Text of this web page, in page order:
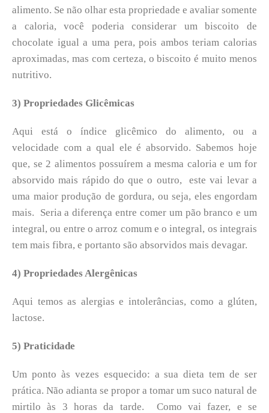
alimento. Se não olhar esta propriedade e avaliar somente
a caloria, você poderia considerar um biscoito de
chocolate igual a uma pera, pois ambos teriam calorias
aproximadas, mas com certeza, o biscoito é muito menos
nutritivo.
3) Propriedades Glicêmicas
Aqui está o índice glicêmico do alimento, ou a
velocidade com a qual ele é absorvido. Sabemos hoje
que, se 2 alimentos possuírem a mesma caloria e um for
absorvido mais rápido do que o outro, este vai levar a
uma maior produção de gordura, ou seja, eles engordam
mais. Seria a diferença entre comer um pão branco e um
integral, ou entre o arroz comum e o integral, os integrais
tem mais fibra, e portanto são absorvidos mais devagar.
4) Propriedades Alergênicas
Aqui temos as alergias e intolerâncias, como a glúten,
lactose.
5) Praticidade
Um ponto às vezes esquecido: a sua dieta tem de ser
prática. Não adianta se propor a tomar um suco natural de
mirtilo às 3 horas da tarde. Como vai fazer, e se